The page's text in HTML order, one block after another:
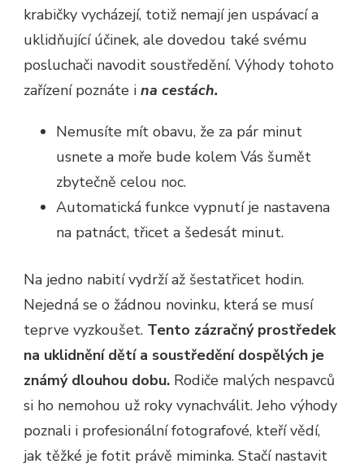
krabičky vycházejí, totiž nemají jen uspávací a
uklidňující účinek, ale dovedou také svému
posluchači navodit soustředění. Výhody tohoto
zařízení poznáte i na cestách.
Nemusíte mít obavu, že za pár minut
usnete a moře bude kolem Vás šumět
zbytečně celou noc.
Automatická funkce vypnutí je nastavena
na patnáct, třicet a šedesát minut.
Na jedno nabití vydrží až šestatřicet hodin.
Nejedná se o žádnou novinku, která se musí
teprve vyzkoušet. Tento zázračný prostředek
na uklidnění dětí a soustředění dospělých je
známý dlouhou dobu. Rodiče malých nespavců
si ho nemohou už roky vynachválit. Jeho výhody
poznali i profesionální fotografové, kteří vědí,
jak těžké je fotit právě miminka. Stačí nastavit